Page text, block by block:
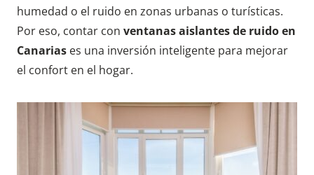
humedad o el ruido en zonas urbanas o turísticas.
Por eso, contar con ventanas aislantes de ruido en
Canarias es una inversión inteligente para mejorar
el confort en el hogar.